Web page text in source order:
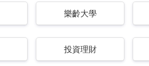
樂齡大學
投資理財